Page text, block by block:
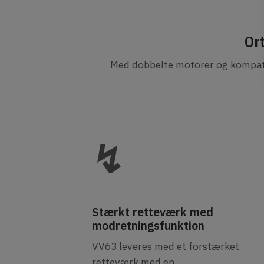
Med dobbelte motorer og
↯
Stærkt retteværk med
modretningsfunktion
VV63 leveres med et forstærket